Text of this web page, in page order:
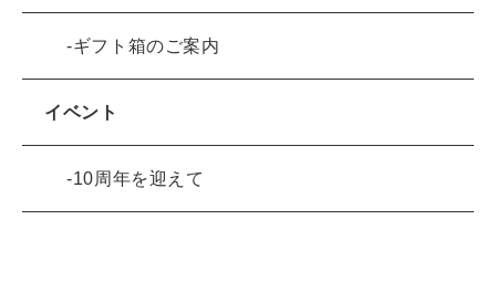
ギフト箱のご案内
イベント
10周年を迎えて